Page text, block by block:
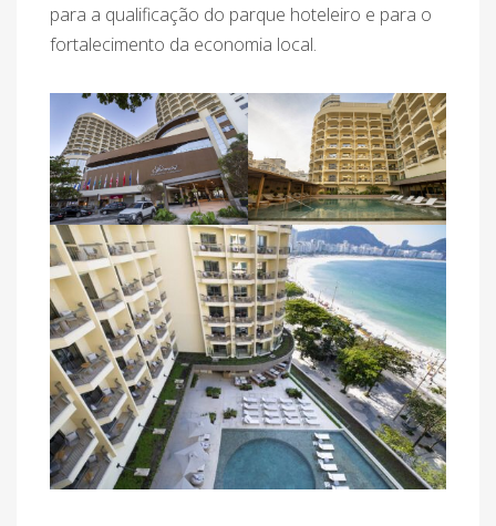
para a qualificação do parque hoteleiro e para o
fortalecimento da economia local.